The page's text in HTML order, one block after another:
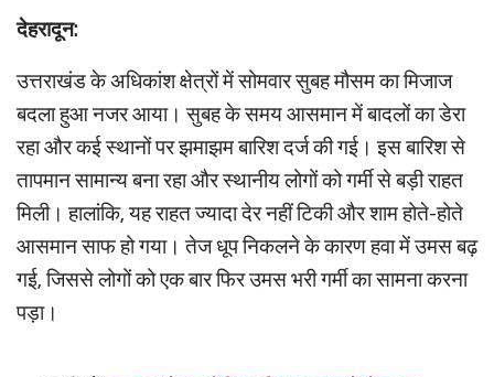
देहरादून:
उत्तराखंड के अधिकांश क्षेत्रों में सोमवार सुबह मौसम का मिजाज
बदला हुआ नजर आया। सुबह के समय आसमान में बादलों का डेरा
रहा और कई स्थानों पर झमाझम बारिश दर्ज की गई। इस बारिश से
तापमान सामान्य बना रहा और स्थानीय लोगों को गर्मी से बड़ी राहत
मिली। हालांकि, यह राहत ज्यादा देर नहीं टिकी और शाम होते-होते
आसमान साफ हो गया। तेज धूप निकलने के कारण हवा में उमस बढ़
गई, जिससे लोगों को एक बार फिर उमस भरी गर्मी का सामना करना
पड़ा।